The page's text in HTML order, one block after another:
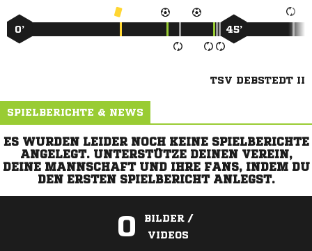
0’ 45’
TSV DEBSTEDT II
SPIELBERICHTE & NEWS
ES WURDEN LEIDER NOCH KEINE SPIELBERICHTE
ANGELEGT. UNTERSTÜTZE DEINEN VEREIN,
DEINE MANNSCHAFT UND IHRE FANS, INDEM DU
DEN ERSTEN SPIELBERICHT ANLEGST.
0
BILDER /
VIDEOS